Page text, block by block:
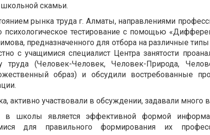
скамьи.
рынка труда г. Алматы, направлениями
тестирование с помощью
предназначенного для отбора на различные
с учащимися специалист Центра занятости
(Человек-Человек, Человек-Природа,
образ) и обсудили востребованные
активно участвовали в обсуждении, задавали много
в школы является эффективной формой
для правильного формирования их